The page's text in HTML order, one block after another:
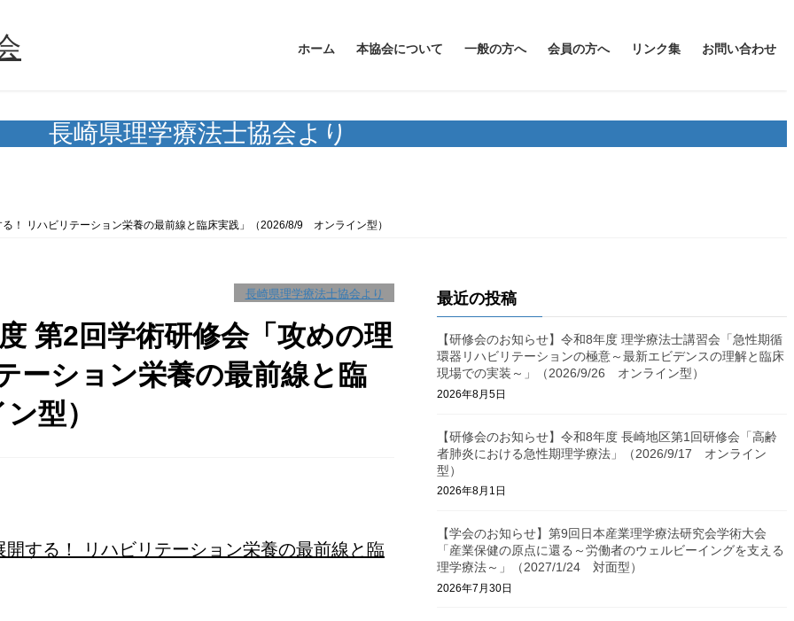
ホーム 本協会について 一般の方へ 会員の方へ リンク集 お問い合わせ
長崎県理学療法士協会より
！ リハビリテーション栄養の最前線と臨床実践」（2026/8/9 オンライン型）
長崎県理学療法士協会より
第2回学術研修会「攻めの理
ーション栄養の最前線と臨
型）
する！ リハビリテーション栄養の最前線と臨
最近の投稿
【研修会のお知らせ】令和8年度 理学療法士講習会「急性期循
環器リハビリテーションの極意～最新エビデンスの理解と臨床
現場での実装～」（2026/9/26 オンライン型）
2026年8月5日
【研修会のお知らせ】令和8年度 長崎地区第1回研修会「高齢
者肺炎における急性期理学療法」（2026/9/17 オンライン
型）
2026年8月1日
【学会のお知らせ】第9回日本産業理学療法研究会学術大会
「産業保健の原点に還る～労働者のウェルビーイングを支える
理学療法～」（2027/1/24 対面型）
2026年7月30日